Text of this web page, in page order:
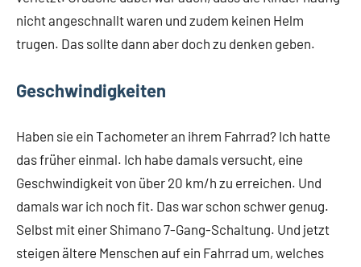
nicht angeschnallt waren und zudem keinen Helm
trugen. Das sollte dann aber doch zu denken geben.
Geschwindigkeiten
Haben sie ein Tachometer an ihrem Fahrrad? Ich hatte
das früher einmal. Ich habe damals versucht, eine
Geschwindigkeit von über 20 km/h zu erreichen. Und
damals war ich noch fit. Das war schon schwer genug.
Selbst mit einer Shimano 7-Gang-Schaltung. Und jetzt
steigen ältere Menschen auf ein Fahrrad um, welches